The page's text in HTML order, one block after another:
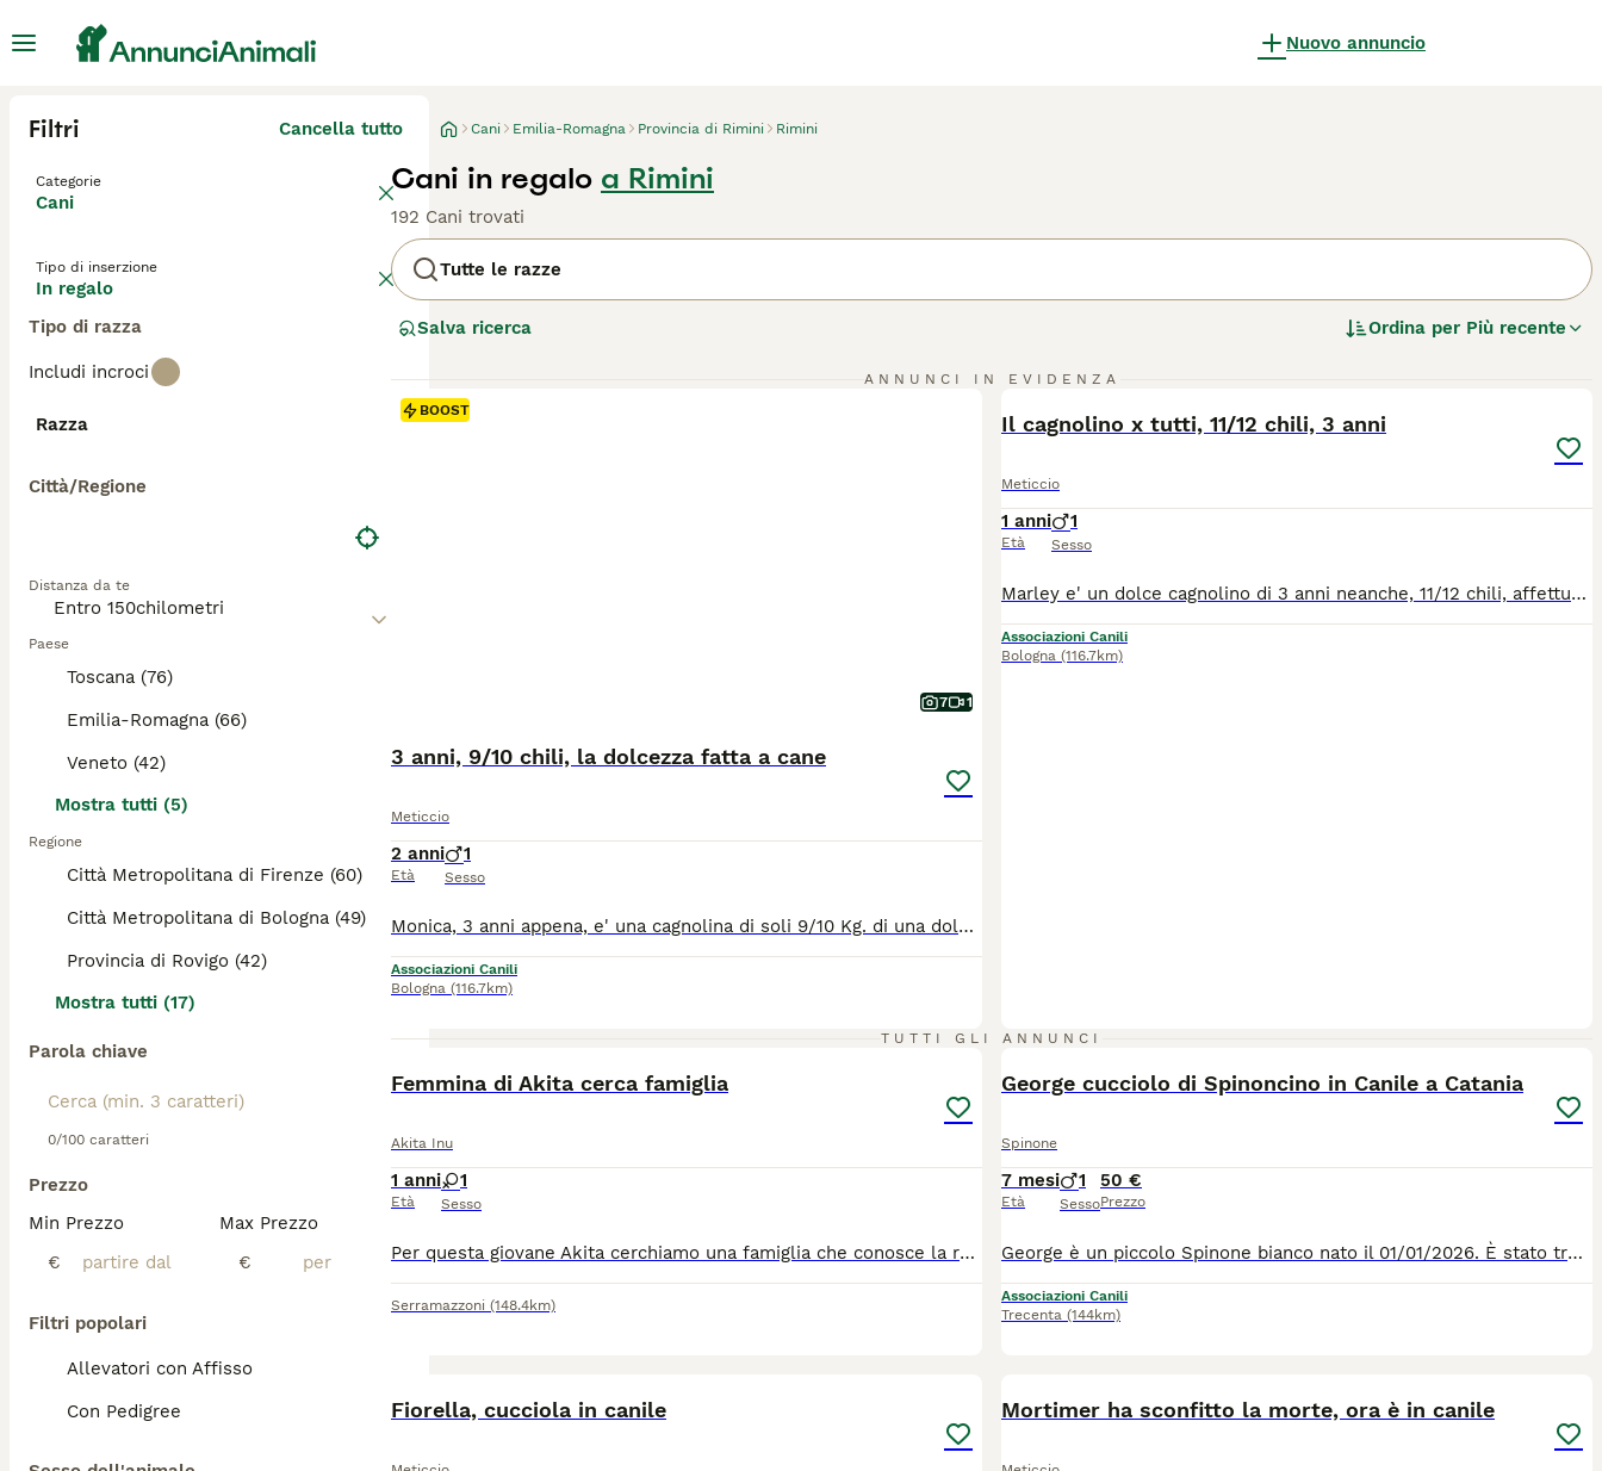
Nuovo annuncio
Filtri Cancella tutto
Categorie
Cani
Tipo di inserzione
In regalo
Tipo di razza
Includi incroci
Razza
Città/Regione
Distanza da te
Paese
Toscana (76)
Emilia-Romagna (66)
Veneto (42)
Mostra tutti (5)
Regione
Città Metropolitana di Firenze (60)
Città Metropolitana di Bologna (49)
Provincia di Rovigo (42)
Mostra tutti (17)
Parola chiave
0/100 caratteri
Prezzo
Min Prezzo
€
Max Prezzo
€
Filtri popolari
Allevatori con Affisso
Con Pedigree
Cani Emilia-Romagna Provincia di Rimini Rimini
Cani in regalo a Rimini
192 Cani trovati
Tutte le razze
Salva ricerca Ordina per Più recente
ANNUNCI IN EVIDENZA
BOOST
7 1
3 anni, 9/10 chili, la dolcezza fatta a cane
Meticcio
2 anni
Età
1
Sesso
Monica, 3 anni appena, e' una cagnolina di soli 9/10 Kg. di una dolcezza disarmante, dal carattere delizioso, sempre pronta a prendere e dare coccole. Lei è davvero adatta per tutti, va d'accordo con maschi, femmine, anche gatti, ok bambini. Dara' gioia e amore incondizionato e per sempre a chi la porterà a casa con sé, a chi saprà leggere in quei suoi occhi dolci tutto il bisogno di amore che c'e'. E' sana, negativa alle malattie mediterranee. Lei si trova a Teramo, in rifugio, ma per buona adozione, dopo visita pre affido, arriva in tutto il Centro Nord con staffetta autorizzata ASL. Vaccinata, sterilizzata, con microchip e certificazione veterinario. Messaggio wattsapp al 3383745265 no chiamate
Associazioni Canili
Bologna (116.7km)
Il cagnolino x tutti, 11/12 chili, 3 anni
Meticcio
1 anni
Età
1
Sesso
Marley e' un dolce cagnolino di 3 anni neanche, 11/12 chili, affettuoso e dolce da morire, buono. Ha avuto un passato brutto, con un cattivo proprietario, ma lui non ha perso la voglia di amare, anche dopo le botte che prendeva. Anzi lui è così buono che va d'accordo con tutti : persone e altri cani, proprio con tutti. Si trova a Eboli ma per buona adozione arriva in tutto il Centro Nord con staffetta autorizzata ASL.
Associazioni Canili
Bologna (116.7km)
TUTTI GLI ANNUNCI
Femmina di Akita cerca famiglia
Akita Inu
1 anni
Età
1
Sesso
Per questa giovane Akita cerchiamo una famiglia che conosce la razza è ha esperienza con i cani. Buona di carattere, giocherellona e gode buona salute.
Serramazzoni (148.4km)
George cucciolo di Spinoncino in Canile a Catania
Spinone
7 mesi
Età
1
Sesso
50 €
Prezzo
George è un piccolo Spinone bianco nato il 01/01/2026. È stato trovato in montagna presso dei pastori che lo tenevano a una catena corta e lo picchiavano ogni giorno, poiché non era adatto a fare il cane da pastore. Di conseguenza, il piccolo è stato sequestrato ed è finito subito in canile. È difficile dire quale delle due situazioni fosse peggiore, ma quel che è certo è che il piccolo ha urgente bisogno di una famiglia. Per informazioni: 0039/3714497821
Associazioni Canili
Trecenta (144km)
Fiorella, cucciola in canile Mortimer ha sconfitto la morte, ora è in canile